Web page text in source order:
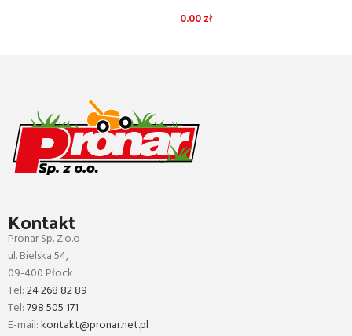
0.00zł
Kontakt
Pronar Sp. Z.o.o
ul. Bielska 54,
09-400 Płock
Tel:24 268 82 89
Tel:798 505 171
E-mail:kontakt@pronar.net.pl